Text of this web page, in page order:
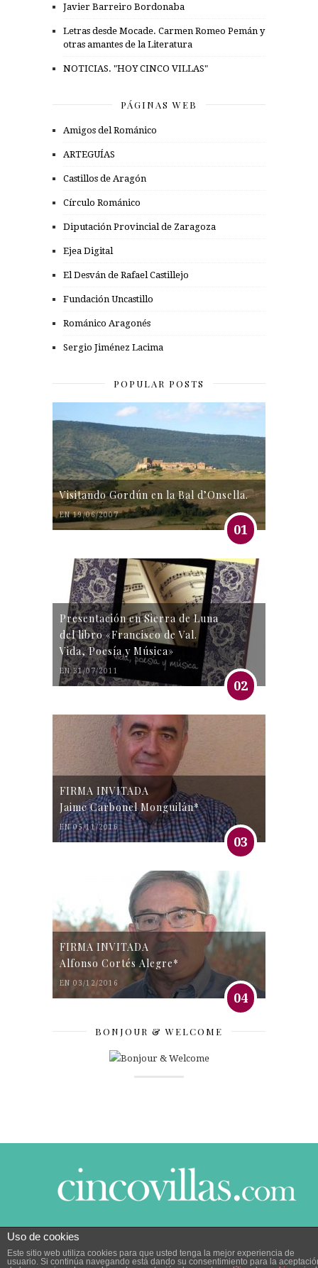
Javier Barreiro Bordonaba
Letras desde Mocade. Carmen Romeo Pemán y
otras amantes de la Literatura
NOTICIAS. "HOY CINCO VILLAS"
PÁGINAS WEB
Amigos del Románico
ARTEGUÍAS
Castillos de Aragón
Círculo Románico
Diputación Provincial de Zaragoza
Ejea Digital
El Desván de Rafael Castillejo
Fundación Uncastillo
Románico Aragonés
Sergio Jiménez Lacima
POPULAR POSTS
Visitando Gordún en la Bal d’Onsella.
EN 19/06/2007
01
Presentación en Sierra de Luna
del libro «Francisco de Val.
Vida, Poesía y Música»
EN 31/07/2011
02
FIRMA INVITADA
Jaime Carbonel Monguilán*
EN 05/11/2016
03
FIRMA INVITADA
Alfonso Cortés Alegre*
EN 03/12/2016
04
BONJOUR & WELCOME
© 2014 CINCO VILLAS CONTIGO DESDE EL AÑO
2005.POLÍTICA DE PRIVACIDAD| POLÍTICA DE
Uso de cookies
Este sitio web utiliza cookies para que usted tenga la mejor experiencia de
usuario. Si continúa navegando está dando su consentimiento para la